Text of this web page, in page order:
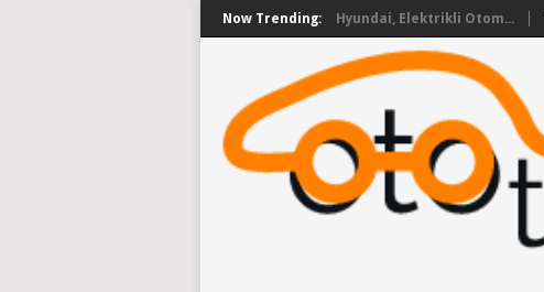
Now Trending: Hyundai, Elektrikli Otom...